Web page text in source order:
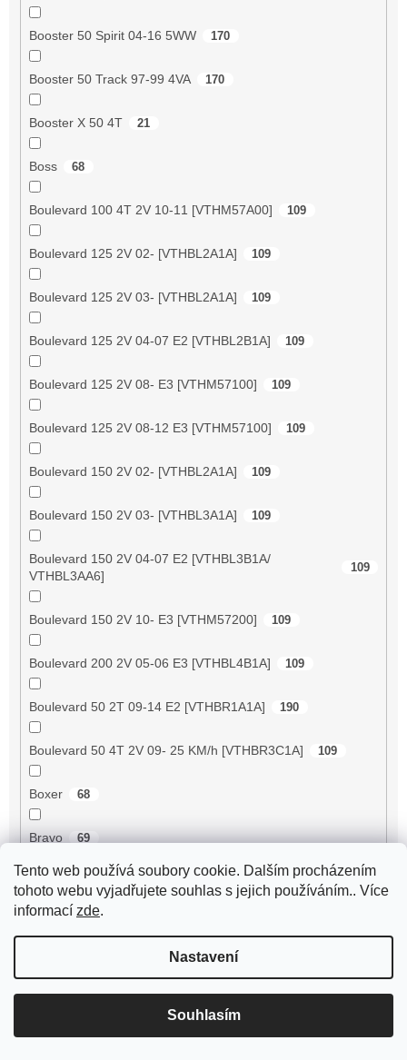
Tento web používá soubory cookie. Dalším procházením
tohoto webu vyjadřujete souhlas s jejich používáním.. Více
informací zde.
Nastavení
Souhlasím
Booster 50 Spirit 04-16 5WW 170
Booster 50 Track 97-99 4VA 170
Booster X 50 4T 21
Boss 68
Boulevard 100 4T 2V 10-11 [VTHM57A00] 109
Boulevard 125 2V 02- [VTHBL2A1A] 109
Boulevard 125 2V 03- [VTHBL2A1A] 109
Boulevard 125 2V 04-07 E2 [VTHBL2B1A] 109
Boulevard 125 2V 08- E3 [VTHM57100] 109
Boulevard 125 2V 08-12 E3 [VTHM57100] 109
Boulevard 150 2V 02- [VTHBL2A1A] 109
Boulevard 150 2V 03- [VTHBL3A1A] 109
Boulevard 150 2V 04-07 E2 [VTHBL3B1A/
VTHBL3AA6]
109
Boulevard 150 2V 10- E3 [VTHM57200] 109
Boulevard 200 2V 05-06 E3 [VTHBL4B1A] 109
Boulevard 50 2T 09-14 E2 [VTHBR1A1A] 190
Boulevard 50 4T 2V 09- 25 KM/h [VTHBR3C1A] 109
Boxer 68
Bravo 69
Breeze 125 ZN125T-D 81
64